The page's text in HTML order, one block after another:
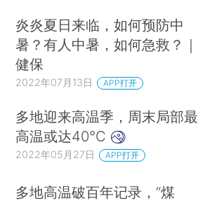
炎炎夏日来临，如何预防中
暑？有人中暑，如何急救？｜
健保
2022年07月13日 APP打开
多地迎来高温季，周末局部最
高温或达40℃
2022年05月27日 APP打开
多地高温破百年记录，“煤